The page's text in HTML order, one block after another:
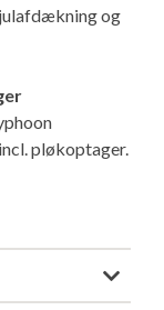
og
pløkoptager.